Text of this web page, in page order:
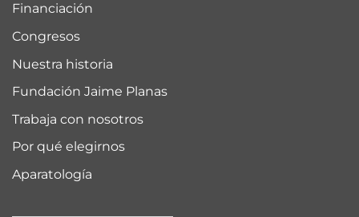
Financiación
Congresos
Nuestra historia
Fundación Jaime Planas
Trabaja con nosotros
Por qué elegirnos
Aparatología